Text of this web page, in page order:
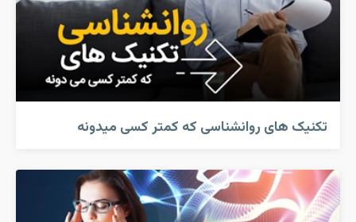
تکنیک های روانشناسی که کمتر کسی میدونه